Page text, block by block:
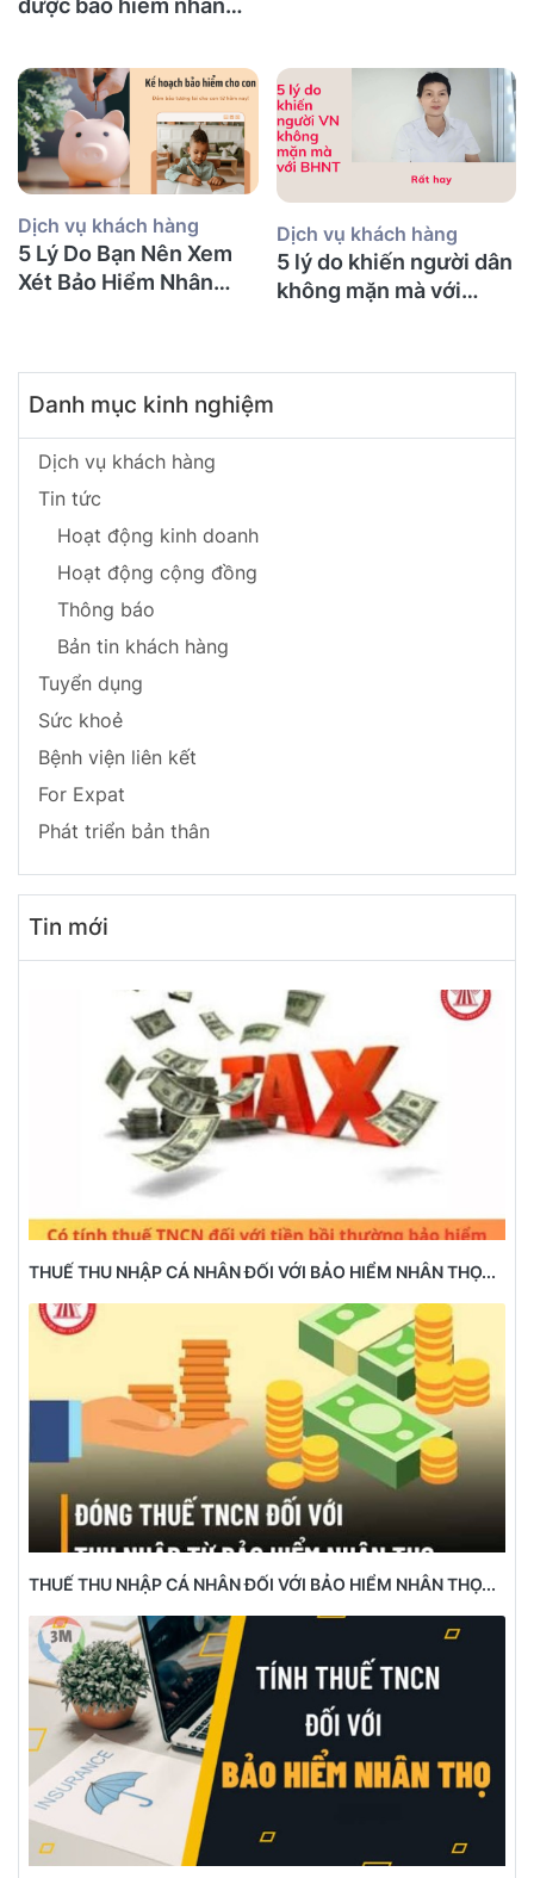
được bảo hiểm nhân
bảo hiểm gì?
Dịch vụ khách hàng
5 Lý Do Bạn Nên Xem
Xét Bảo Hiểm Nhân
Dịch vụ khách hàng
5 lý do khiến người dân
không mặn mà với
Danh mục kinh nghiệm
Dịch vụ khách hàng
Tin tức
Hoạt động kinh doanh
Hoạt động cộng đồng
Thông báo
Bản tin khách hàng
Tuyển dụng
Sức khoẻ
Bệnh viện liên kết
For Expat
Phát triển bản thân
Tin mới
THUẾ THU NHẬP CÁ NHÂN ĐỐI VỚI BẢO HIỂM NHÂN THỌ...
THUẾ THU NHẬP CÁ NHÂN ĐỐI VỚI BẢO HIỂM NHÂN THỌ...